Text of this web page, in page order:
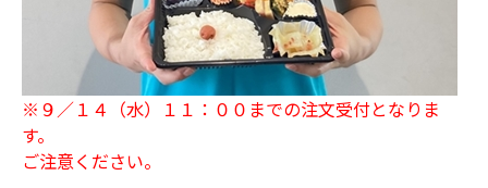
※９／１４（水）１１：００までの注文受付となりま
す。
ご注意ください。